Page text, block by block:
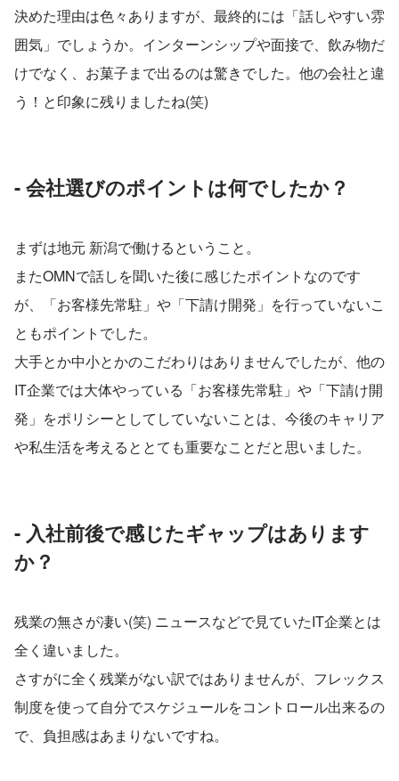
決めた理由は色々ありますが、最終的には「話しやすい雰
囲気」でしょうか。インターンシップや面接で、飲み物だ
けでなく、お菓子まで出るのは驚きでした。他の会社と違
う！と印象に残りましたね(笑)
- 会社選びのポイントは何でしたか？
まずは地元 新潟で働けるということ。
またOMNで話しを聞いた後に感じたポイントなのです
が、「お客様先常駐」や「下請け開発」を行っていないこ
ともポイントでした。
大手とか中小とかのこだわりはありませんでしたが、他の
IT企業では大体やっている「お客様先常駐」や「下請け開
発」をポリシーとしてしていないことは、今後のキャリア
や私生活を考えるととても重要なことだと思いました。
- 入社前後で感じたギャップはあります
か？
残業の無さが凄い(笑) ニュースなどで見ていたIT企業とは
全く違いました。
さすがに全く残業がない訳ではありませんが、フレックス
制度を使って自分でスケジュールをコントロール出来るの
で、負担感はあまりないですね。